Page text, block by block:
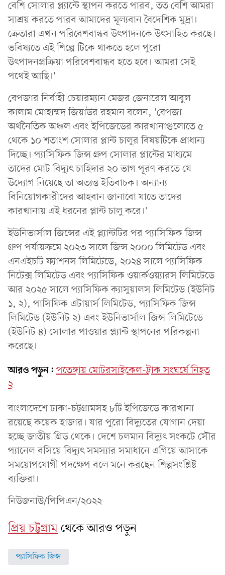
বেশি সোলার প্ল্যান্টে স্থাপন করতে পারব, তত বেশি আমরা
সাশ্রয় করতে পারব আমাদের মূল্যবান বৈদেশিক মুদ্রা।
ক্রেতারা এখন পরিবেশবান্ধব উৎপাদনকে উৎসাহিত করছে।
ভবিষ্যতে এই শিল্পে টিকে থাকতে হলে পুরো
উৎপাদনপ্রক্রিয়া পরিবেশবান্ধব হতে হবে। আমরা সেই
পথেই আছি।'
বেপজার নির্বাহী চেয়ারম্যান মেজর জেনারেল আবুল
কালাম মোহাম্মদ জিয়াউর রহমান বলেন, 'বেপজা
অর্থনৈতিক অঞ্চল এবং ইপিজেডের কারখানাগুলোতে ৫
থেকে ১০ শতাংশ সোলার প্লান্ট চালুর বিষয়টিকে প্রাধান্য
দিচ্ছে। প্যাসিফিক জিন্স গ্রুপ সোলার প্লান্টের মাধ্যমে
তাদের মোট বিদ্যুৎ চাহিদার ২০ ভাগ পূরণ করতে যে
উদ্যোগ নিয়েছে তা অত্যন্ত ইতিবাচক। অন্যান্য
বিনিয়োগকারীদের আহবান জানাবো যাতে তাদের
কারখানায় এই ধরনের প্লান্ট চালু করে।'
ইউনিভার্সাল জিন্সের এই প্ল্যান্টটির পর প্যাসিফিক জিন্স
গ্রুপ পর্যায়ক্রমে ২০২৩ সালে জিন্স ২০০০ লিমিটেড এবং
এনএইচটি ফ্যাশনস লিমিটেডে, ২০২৪ সালে প্যাসিফিক
নিটেক্স লিমিটেড এবং প্যাসিফিক ওয়ার্কওয়্যারস লিমিটেডে
আর ২০২৫ সালে প্যাসিফিক ক্যাসুয়ালস লিমিটেড (ইউনিট
১, ২), পাসিফিক এটায়ার্স লিমিটেড, প্যাসিফিক জিন্স
লিমিটেড (ইউনিট ২) এবং ইউনিভার্সাল জিন্স লিমিটেডে
(ইউনিট ৪) সোলার পাওয়ার প্ল্যান্ট স্থাপনের পরিকল্পনা
করেছে।
আরও পড়ুন: পতেঙ্গায় মোটরসাইকেল-ট্রাক সংঘর্ষে নিহত
২
বাংলাদেশে ঢাকা-চট্টগ্রামসহ ৮টি ইপিজেডে কারখানা
রয়েছে কয়েক হাজার। যার পুরো বিদ্যুতের যোগান দেয়া
হচ্ছে জাতীয় গ্রিড থেকে। দেশে চলমান বিদ্যুৎ সংকটে সৌর
প্যানেল বসিয়ে বিদ্যুৎ সমস্যার সমাধানে এগিয়ে আসাকে
সময়োপযোগী পদক্ষেপ বলে মনে করছেন শিল্পসংশ্লিষ্ট
ব্যক্তিরা।
নিউজনাউ/পিপিএন/২০২২
প্রিয় চট্টগ্রামথেকে আরও পড়ুন
প্যাসিফিক জিন্স